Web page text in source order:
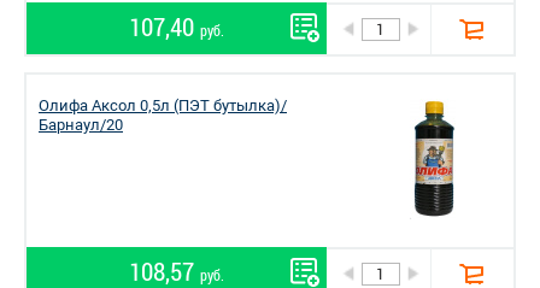
107,40 руб.
Олифа Аксол 0,5л (ПЭТ бутылка)/
Барнаул/20
108,57 руб.